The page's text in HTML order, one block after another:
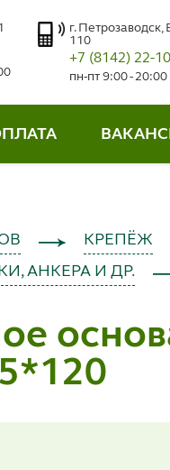
г.
110
+7 (8142) 22-
пн-пт 9:00 -
КРЕПЁЖ
АНКЕРА И ДР.